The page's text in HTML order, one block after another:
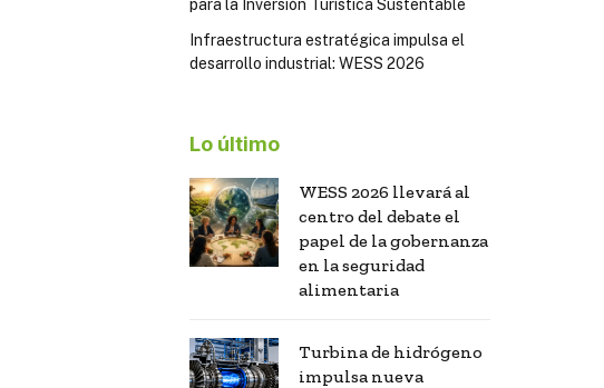
para la Inversión Turística Sustentable
Infraestructura estratégica impulsa el
desarrollo industrial: WESS 2026
Lo último
WESS 2026 llevará al
centro del debate el
papel de la gobernanza
en la seguridad
alimentaria
Turbina de hidrógeno
impulsa nueva